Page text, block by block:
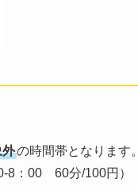
外の時間帯となります。
8：00 60分/100円）